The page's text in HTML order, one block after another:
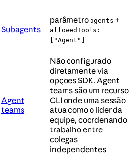
Subagents
parâmetro agents +
allowedTools:
["Agent"]
Agent
teams
Não configurado
diretamente via
opções SDK. Agent
teams são um recurso
CLI onde uma sessão
atua como o líder da
equipe, coordenando
trabalho entre
colegas
independentes